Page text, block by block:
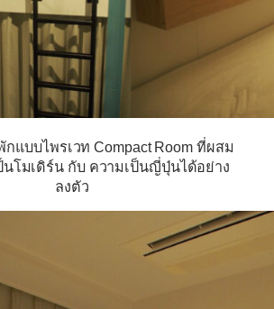
แบบไพรเวท Compact Room ที่ผสม
นโมเดิร์น กับ ความเป็นญี่ปุ่นได้อย่าง
ลงตัว